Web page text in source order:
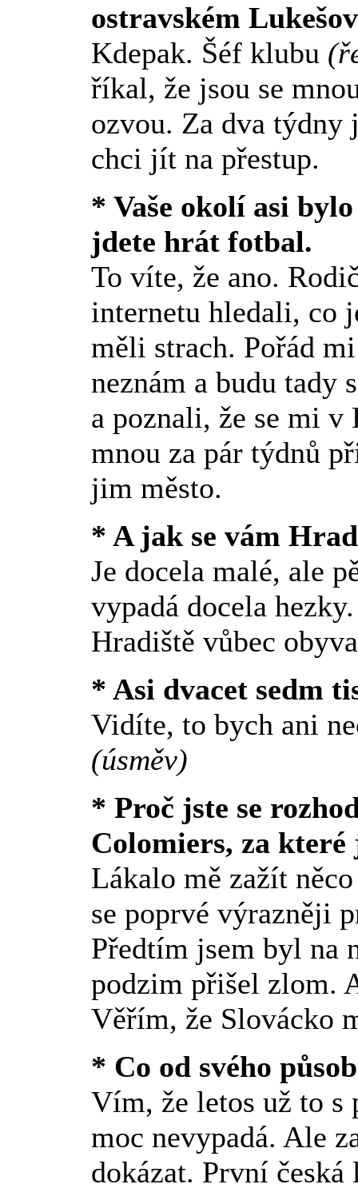
ostravském
Kdepak. Šéf klubu
říkal, že jsou se
ozvou. Za dva týdny
chci jít na přestup.
* Vaše okolí asi
jdete hrát fotbal.
To víte, že ano.
internetu hledali, co
měli strach. Pořád
neznám a budu tady
a poznali, že se mi
mnou za pár týdnů
jim město.
* A jak se vám
Je docela malé, ale
vypadá docela
Hradiště vůbec
* Asi dvacet sedm
Vidíte, to bych ani
(úsměv)
* Proč jste se
Colomiers, za
Lákalo mě zažít
se poprvé výrazněji
Předtím jsem byl na
podzim přišel zlom.
Věřím, že Slovácko
* Co od svého
Vím, že letos už to s
moc nevypadá. Ale
dokázat. První